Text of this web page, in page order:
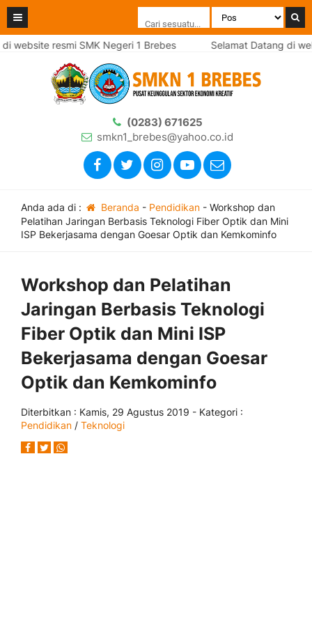
resmi SMK Negeri 1 Brebes Selamat Datang di
(0283) 671625
smkn1_brebes@yahoo.co.id
Anda ada di : Beranda - Pendidikan- Workshop dan
Pelatihan Jaringan Berbasis Teknologi Fiber Optik dan Mini
ISP Bekerjasama dengan Goesar Optik dan Kemkominfo
Workshop dan Pelatihan
Jaringan Berbasis Teknologi
Fiber Optik dan Mini ISP
Bekerjasama dengan Goesar
Optik dan Kemkominfo
Diterbitkan : Kamis, 29 Agustus 2019 - Kategori :
Pendidikan / Teknologi